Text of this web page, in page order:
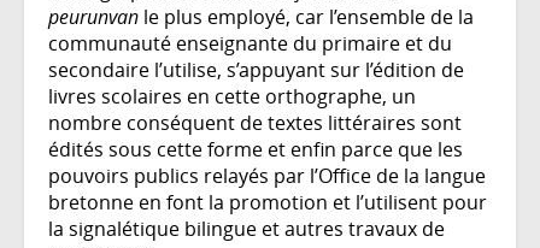
peurunvan le plus employé, car l’ensemble de la
communauté enseignante du primaire et du
secondaire l’utilise, s’appuyant sur l’édition de
livres scolaires en cette orthographe, un
nombre conséquent de textes littéraires sont
édités sous cette forme et enfin parce que les
pouvoirs publics relayés par l’Office de la langue
bretonne en font la promotion et l’utilisent pour
la signalétique bilingue et autres travaux de